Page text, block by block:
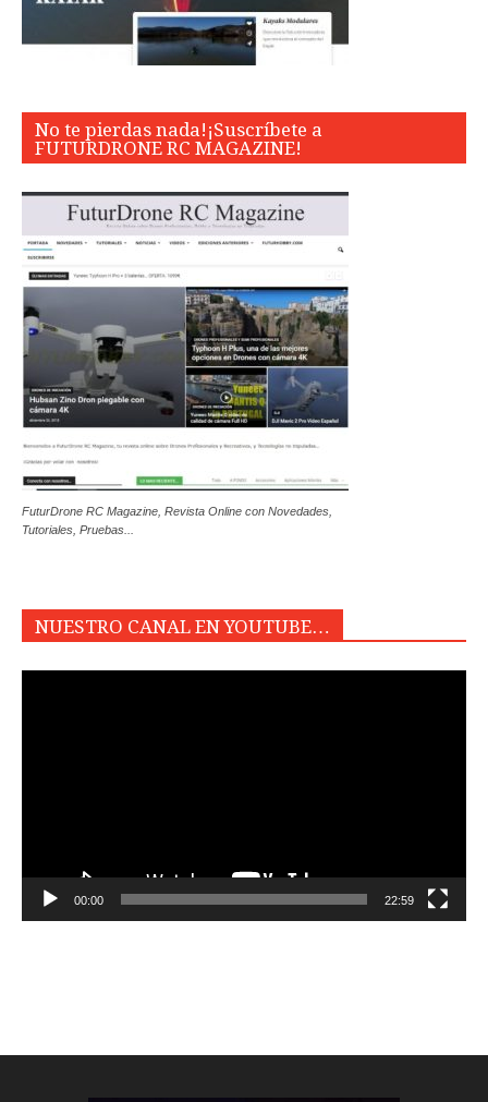
No te pierdas nada!¡Suscríbete a
FUTURDRONE RC MAGAZINE!
FuturDrone RC Magazine, Revista Online con Novedades,
Tutoriales, Pruebas...
NUESTRO CANAL EN YOUTUBE…
00:00 22:59